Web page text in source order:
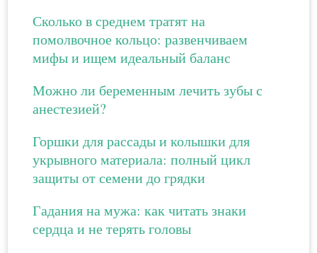
Сколько в среднем тратят на
помолвочное кольцо: развенчиваем
мифы и ищем идеальный баланс
Можно ли беременным лечить зубы с
анестезией?
Горшки для рассады и колышки для
укрывного материала: полный цикл
защиты от семени до грядки
Гадания на мужа: как читать знаки
сердца и не терять головы